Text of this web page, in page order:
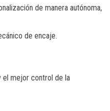
de manera autónoma,
de encaje.
el mejor control de la